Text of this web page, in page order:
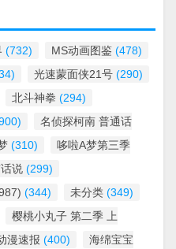
(732) MS动画图鉴 (478)
光速蒙面侠21号 (290)
北斗神拳 (294)
名侦探柯南 普通话
(310)
哆啦A梦第三季
说 (299)
(344) 未分类 (349)
樱桃小丸子 第二季 上
漫速报 (400)
海绵宝宝